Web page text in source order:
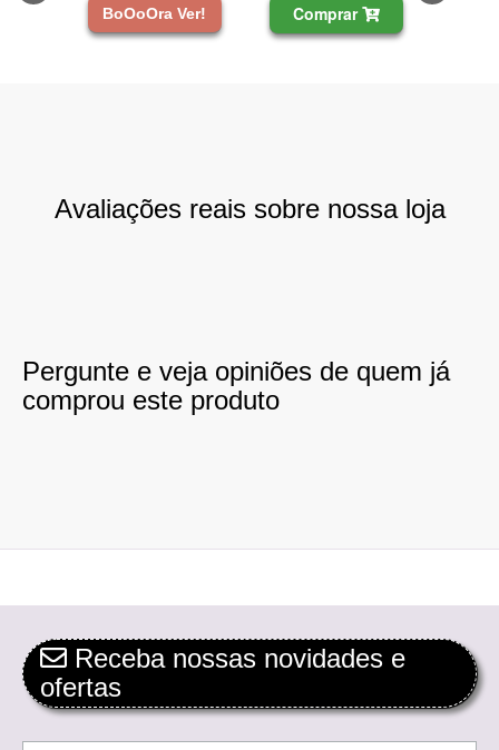
BoOoOra Ver! Comprar
Avaliações reais sobre nossa loja
Pergunte e veja opiniões de quem já
comprou este produto
Receba nossas novidades e
ofertas